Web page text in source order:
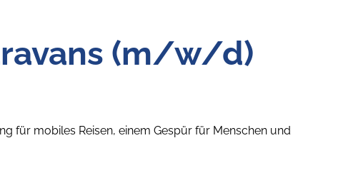
(m/w/d)
für mobiles Reisen, einem Gespür für Menschen und